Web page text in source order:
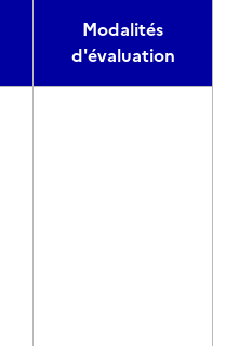
Modalités
d'évaluation